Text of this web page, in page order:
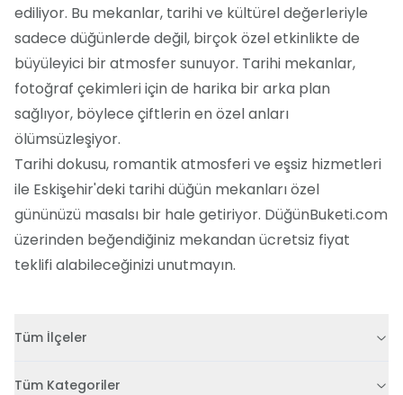
ediliyor. Bu mekanlar, tarihi ve kültürel değerleriyle
sadece düğünlerde değil, birçok özel etkinlikte de
büyüleyici bir atmosfer sunuyor. Tarihi mekanlar,
fotoğraf çekimleri için de harika bir arka plan
sağlıyor, böylece çiftlerin en özel anları
ölümsüzleşiyor.
Tarihi dokusu, romantik atmosferi ve eşsiz hizmetleri
ile Eskişehir'deki tarihi düğün mekanları özel
gününüzü masalsı bir hale getiriyor. DüğünBuketi.com
üzerinden beğendiğiniz mekandan ücretsiz fiyat
teklifi alabileceğinizi unutmayın.
Tüm İlçeler
Tüm Kategoriler